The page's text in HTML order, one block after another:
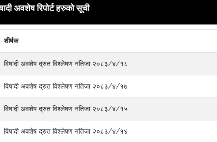
अवशेष रिपोर्ट हरुको सूची
शीर्षक
विषादी अवशेष द्रुत विश्लेषण नतिजा २०८३/४/१८
विषादी अवशेष द्रुत विश्लेषण नतिजा २०८३/४/१७
विषादी अवशेष द्रुत विश्लेषण नतिजा २०८३/४/१५
विषादी अवशेष द्रुत विश्लेषण नतिजा २०८३/४/१४